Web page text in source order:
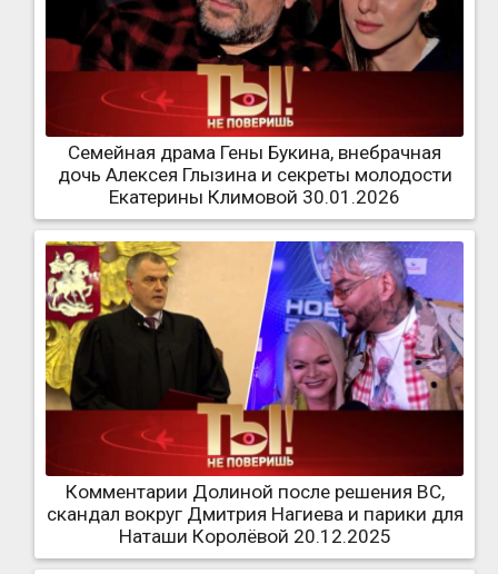
Семейная драма Гены Букина, внебрачная
дочь Алексея Глызина и секреты молодости
Екатерины Климовой 30.01.2026
Комментарии Долиной после решения ВС,
скандал вокруг Дмитрия Нагиева и парики для
Наташи Королёвой 20.12.2025